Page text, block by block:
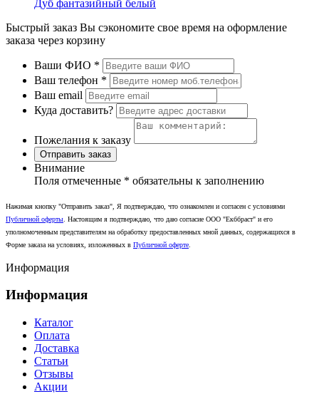
Быстрый заказ Вы сэкономите свое время на оформление
заказа через корзину
Ваши ФИО *
Ваш телефон *
Ваш email
Куда доставить?
Пожелания к заказу
Отправить заказ
Внимание
Поля отмеченные * обязательны к заполнению
Нажимая кнопку "Отправить заказ", Я подтверждаю, что ознакомлен и согласен с условиями
Публичной оферты . Настоящим я подтверждаю, что даю согласие ООО "Екббраст" и его
уполномоченным представителям на обработку предоставленных мной данных, содержащихся в
Форме заказа на условиях, изложенных в Публичной оферте
Информация
Информация
Каталог
Оплата
Доставка
Статьи
Отзывы
Акции